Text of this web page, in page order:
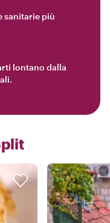
sanitarie più
lontano dalla